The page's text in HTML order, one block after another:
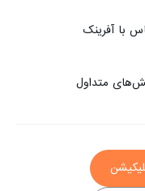
با آفرینک
متداول